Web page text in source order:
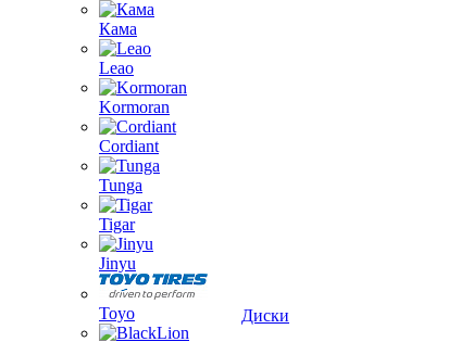
Кама
Leao
Kormoran
Cordiant
Tunga
Tigar
Jinyu
Toyo
Диски